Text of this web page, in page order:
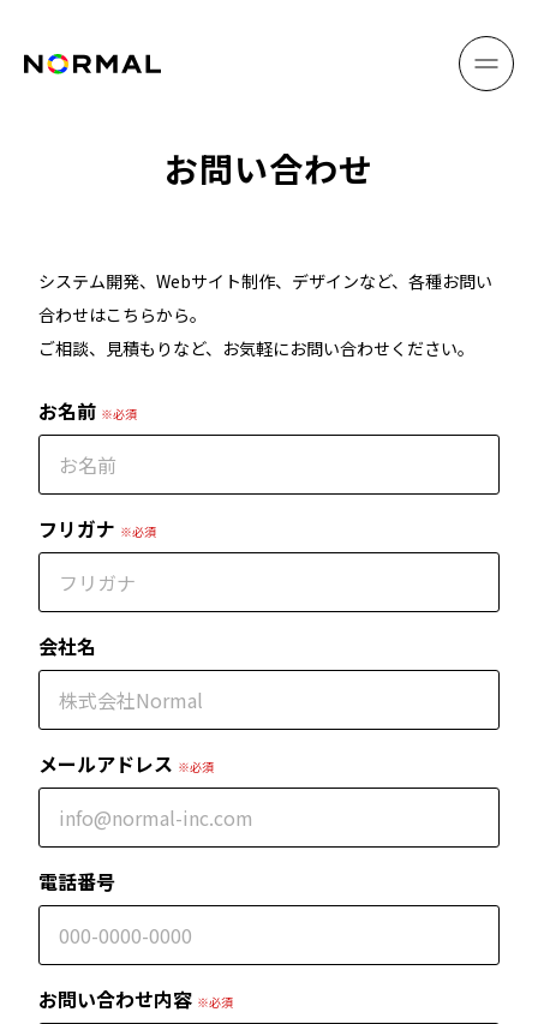
お問い合わせ
システム開発、Webサイト制作、デザインなど、各種お問い
合わせはこちらから。
ご相談、見積もりなど、お気軽にお問い合わせください。
お名前 ※必須
フリガナ ※必須
会社名
メールアドレス ※必須
電話番号
お問い合わせ内容 ※必須